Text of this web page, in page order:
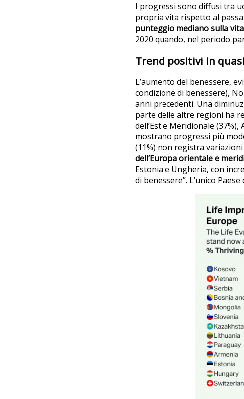
I progressi sono diffusi tra
propria vita rispetto al
punteggio mediano sulla
2020 quando, nel periodo
Trend positivi in
L’aumento del benessere,
condizione di benessere),
anni precedenti. Una
parte delle altre regioni ha
dell’Est e Meridionale
mostrano progressi più
(11%) non registra variazioni
dell’Europa orientale e
Estonia e Ungheria, con
di benessere”. L’unico